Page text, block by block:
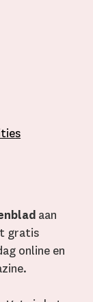
s
aan
gratis
online en